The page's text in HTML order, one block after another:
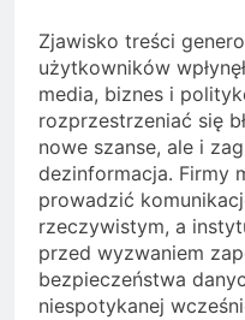
Zjawisko treści
użytkowników
media, biznes i
rozprzestrzeniać się
nowe szanse, ale i
dezinformacja. Firmy
prowadzić
rzeczywistym, a
przed wyzwaniem
bezpieczeństwa
niespotykanej